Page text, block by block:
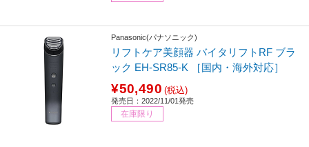
Panasonic(パナソニック)
リフトケア美顔器 バイタリフトRF ブラ
ック EH-SR85-K ［国内・海外対応］
¥50,490 (税込)
発売日：2022/11/01発売
在庫限り